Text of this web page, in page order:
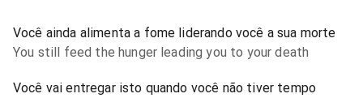
Você ainda alimenta a fome liderando você a sua morte
You still feed the hunger leading you to your death
Você vai entregar isto quando você não tiver tempo